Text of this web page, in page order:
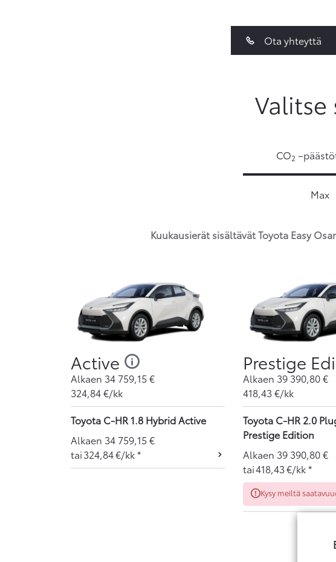
Ota yhteyttä
Valitse
CO2
Max
Kuukausierät sisältävät Toyota Easy
Active
Alkaen 34 759,15 €
324,84€/kk
Toyota C-HR 1.8 Hybrid Active
Alkaen 34 759,15 €
tai324,84€/kk*
Prestige
Alkaen 39 390,80€
418,43€/kk
Toyota C-HR 2.0
Prestige Edition
Alkaen 39 390,80€
tai418,43€/kk*
Kysy meiltä